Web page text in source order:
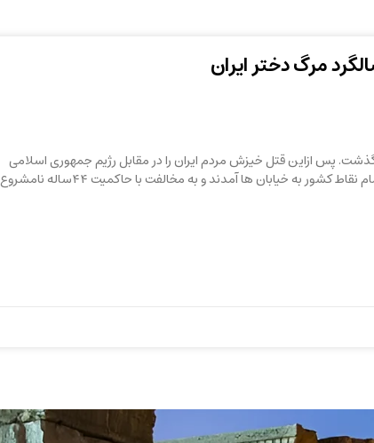
مرگ دختر ایران
پس ازاین قتل خیزش مردم ایران را در مقابل رژیم جمهوری اسلامی
شاهد بودیم. این خیزش مردمی چندین ماه به طول انجامید و ملت ایران در تمام نقاط کشور به خیابان ها آمدند و به مخالفت با حاکمیت ۴۴ساله نامشروع